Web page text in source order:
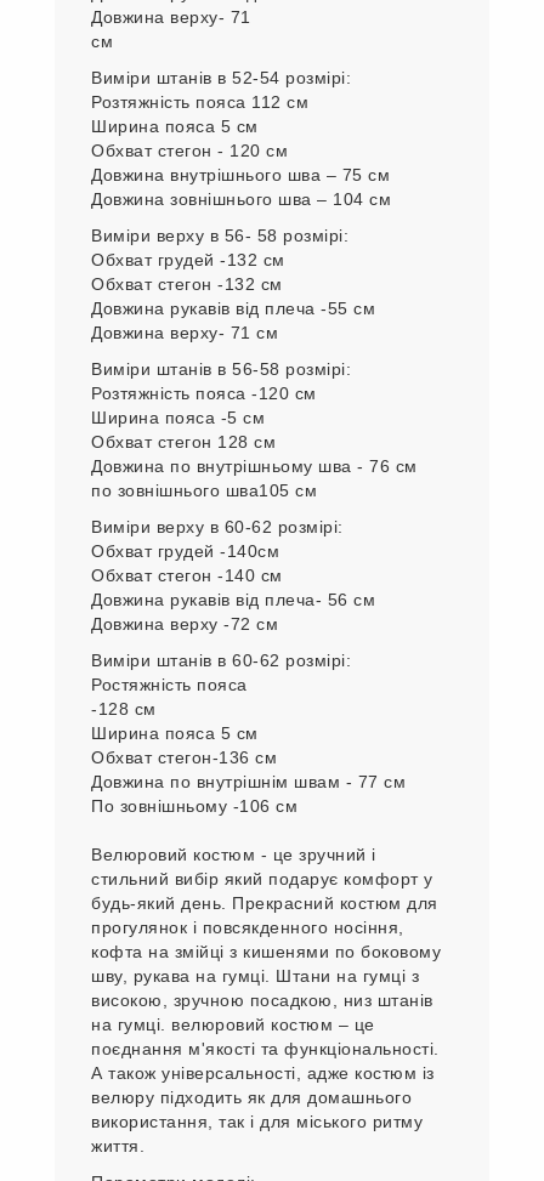
103 см
Обхват грудей 124 см
Обхват стегон -124 см
Довжина рукава від плеча 56 см
Довжина верху- 71
см
Розтяжність пояса 112 см
Ширина пояса 5 см
Обхват стегон - 120 см
Довжина внутрішнього шва – 75 см
Довжина зовнішнього шва – 104 см
Виміри верху в 56- 58 розмірі:
Обхват грудей -132 см
Обхват стегон -132 см
Довжина рукавів від плеча -55 см
Довжина верху- 71 см
Розтяжність пояса -120 см
Ширина пояса -5 см
Обхват стегон 128 см
Довжина по внутрішньому шва - 76 см
по зовнішнього шва105 см
Виміри верху в 60-62 розмірі:
Обхват грудей -140см
Обхват стегон -140 см
Довжина рукавів від плеча- 56 см
Довжина верху -72 см
Виміри штанів в 60-62 розмірі:
-128 см
Ширина пояса 5 см
Обхват стегон-136 см
Довжина по внутрішнім швам - 77 см
По зовнішньому -106 см
Велюровий костюм - це зручний і
стильний вибір який подарує комфорт у
будь-який день. Прекрасний костюм для
прогулянок і повсякденного носіння,
кофта на змійці з кишенями по боковому
шву, рукава на гумці. Штани на гумці з
високою, зручною посадкою, низ штанів